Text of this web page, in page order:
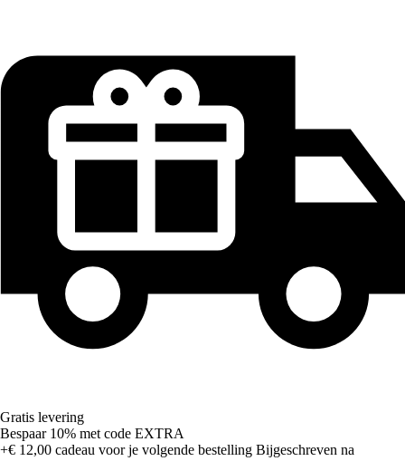
Gratis levering
Bespaar 10% met code EXTRA
+€ 12,00 cadeau voor je volgende bestelling Bijgeschreven na